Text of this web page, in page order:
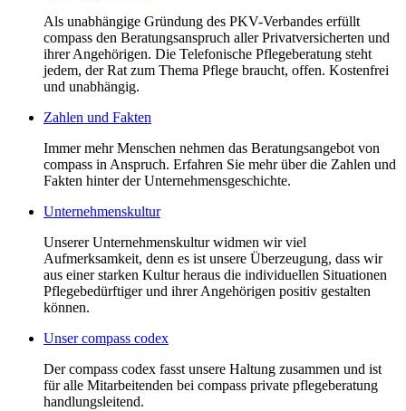
Als unabhängige Gründung des PKV-Verbandes erfüllt
compass den Beratungsanspruch aller Privatversicherten und
ihrer Angehörigen. Die Telefonische Pflegeberatung steht
jedem, der Rat zum Thema Pflege braucht, offen. Kostenfrei
und unabhängig.
Zahlen und Fakten
Immer mehr Menschen nehmen das Beratungsangebot von
compass in Anspruch. Erfahren Sie mehr über die Zahlen und
Fakten hinter der Unternehmensgeschichte.
Unternehmenskultur
Unserer Unternehmenskultur widmen wir viel
Aufmerksamkeit, denn es ist unsere Überzeugung, dass wir
aus einer starken Kultur heraus die individuellen Situationen
Pflegebedürftiger und ihrer Angehörigen positiv gestalten
können.
Unser compass codex
Der compass codex fasst unsere Haltung zusammen und ist
für alle Mitarbeitenden bei compass private pflegeberatung
handlungsleitend.